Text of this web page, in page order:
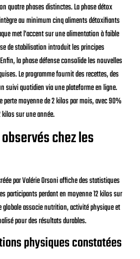
quatre phases distinctes. La phase détox
au minimum cinq aliments détoxifiants
met l’accent sur une alimentation à faible
de stabilisation introduit les principes
la phase défense consolide les nouvelles
Le programme fournit des recettes, des
suivi quotidien via une plateforme en ligne.
moyenne de 2 kilos par mois, avec 90%
sur une année.
chez les
par Valérie Orsoni affiche des statistiques
participants perdant en moyenne 12 kilos sur
globale associe nutrition, activité physique et
pour des résultats durables.
physiques constatées